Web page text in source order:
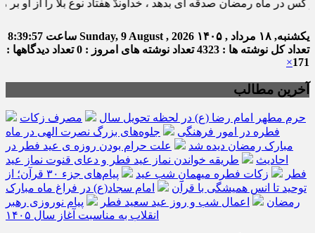
رمضان صدقه اى بدهد ، خداوندْ هفتاد نوع بلا را از او بر مى گرداند.
یکشنبه, ۱۸ مرداد , ۱۴۰۵ Sunday, 9 August , 2026 ساعت 8:39:58
تعداد کل نوشته ها : 4323
تعداد نوشته های امروز : 0
تعداد دیدگاهها :
171
×
آخرین مطالب
حرم مطهر امام رضا (ع) در لحظه تحویل سال
مصرف زکات
فطره در امور فرهنگی
جلوه‌های بزرگ نصرت الهی در ماه
مبارک رمضان دیده شد
علت حرام بودن روزه ی عید فطر در
احادیث
طریقه خواندن نماز عید فطر و دعای قنوت نماز عید
فطر
زکات فطره میهمانِ شب عید
پیام‌های جزء ۳۰ قرآن؛ از
توحید تا انس همیشگی با قرآن
امام سجاد(ع) در فراغ ماه مبارک
رمضان
اعمال شب و روز عید سعید فطر
پیام نوروزی رهبر
انقلاب به مناسبت آغاز سال ۱۴۰۵